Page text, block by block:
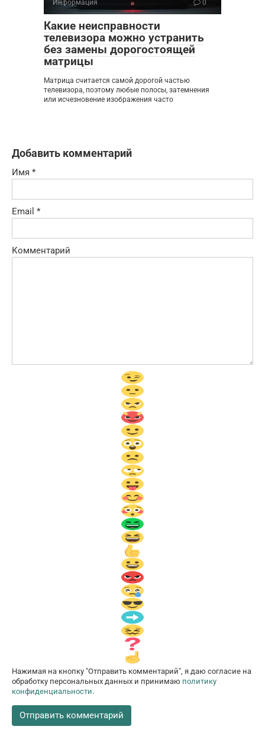
Информация 0
Какие неисправности
телевизора можно устранить
без замены дорогостоящей
матрицы
Матрица считается самой дорогой частью
телевизора, поэтому любые полосы, затемнения
или исчезновение изображения часто
Добавить комментарий
Имя *
Email *
Комментарий
Нажимая на кнопку "Отправить комментарий", я даю согласие на
обработку персональных данных и принимаю политику
конфиденциальности.